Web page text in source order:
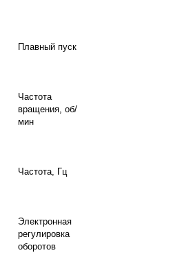
Плавный пуск
Частота
вращения, об/
мин
Частота, Гц
Электронная
регулировка
оборотов